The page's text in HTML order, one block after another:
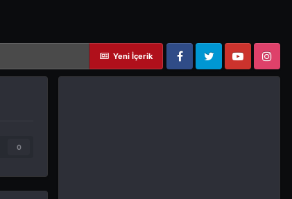
Yeni İçerik
FacebookTwitter YouTube Instagram
0